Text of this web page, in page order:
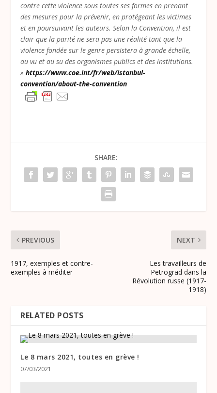
contre cette violence sous toutes ses formes en prenant
des mesures pour la prévenir, en protégeant les victimes
et en poursuivant les auteurs. Selon la Convention, il est
clair que la parité ne sera pas une réalité tant que la
violence fondée sur le genre persistera à grande échelle,
au vu et au su des organismes publics et des institutions.
»https://www.coe.int/fr/web/istanbul-
convention/about-the-convention
SHARE:
PREVIOUS
1917, exemples et contre-
exemples à méditer
NEXT
Les travailleurs de
Petrograd dans la
Révolution russe (1917-
1918)
RELATED POSTS
Le 8 mars 2021, toutes en grève !
07/03/2021